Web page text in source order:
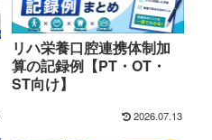
リハ栄養口腔連携体制加
算の記録例【PT・OT・
ST向け】
2026.07.13